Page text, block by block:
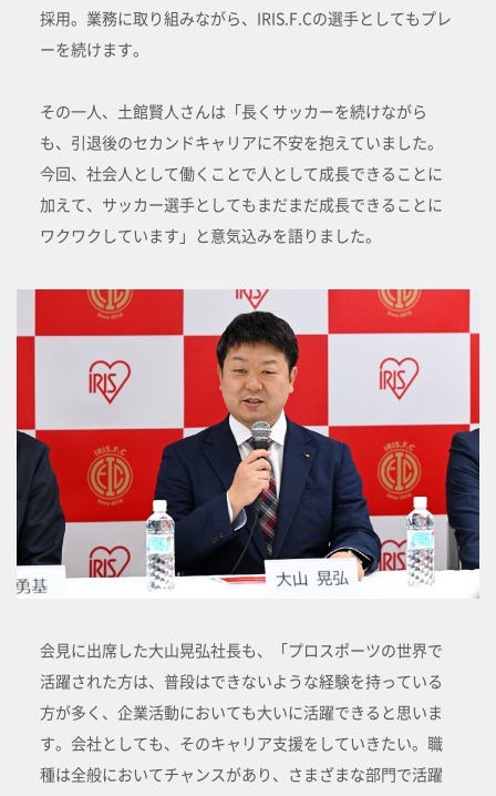
採用。業務に取り組みながら、IRIS.F.Cの選手としてもプレ
ーを続けます。
その一人、土館賢人さんは「長くサッカーを続けながら
も、引退後のセカンドキャリアに不安を抱えていました。
今回、社会人として働くことで人として成長できることに
加えて、サッカー選手としてもまだまだ成長できることに
ワクワクしています」と意気込みを語りました。
会見に出席した大山晃弘社長も、「プロスポーツの世界で
活躍された方は、普段はできないような経験を持っている
方が多く、企業活動においても大いに活躍できると思いま
す。会社としても、そのキャリア支援をしていきたい。職
種は全般においてチャンスがあり、さまざまな部門で活躍